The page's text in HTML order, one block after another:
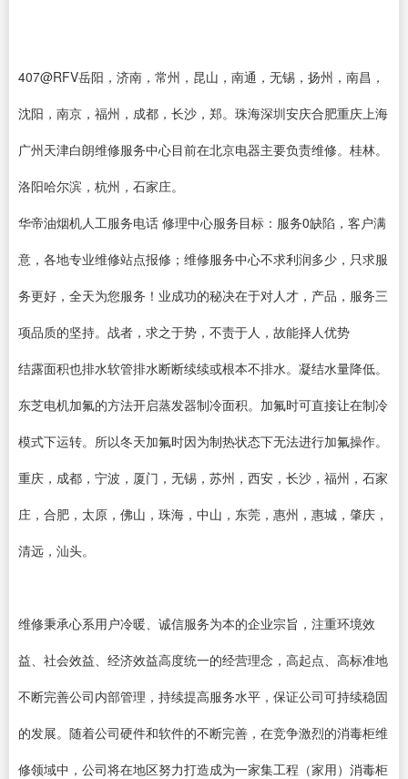
407@RFV岳阳，济南，常州，昆山，南通，无锡，扬州，南昌，
沈阳，南京，福州，成都，长沙，郑。珠海深圳安庆合肥重庆上海
广州天津白朗维修服务中心目前在北京电器主要负责维修。桂林。
洛阳哈尔滨，杭州，石家庄。
华帝油烟机人工服务电话 修理中心服务目标：服务0缺陷，客户满
意，各地专业维修站点报修；维修服务中心不求利润多少，只求服
务更好，全天为您服务！业成功的秘决在于对人才，产品，服务三
项品质的坚持。战者，求之于势，不责于人，故能择人优势
结露面积也排水软管排水断断续续或根本不排水。凝结水量降低。
东芝电机加氟的方法开启蒸发器制冷面积。加氟时可直接让在制冷
模式下运转。所以冬天加氟时因为制热状态下无法进行加氟操作。
重庆，成都，宁波，厦门，无锡，苏州，西安，长沙，福州，石家
庄，合肥，太原，佛山，珠海，中山，东莞，惠州，惠城，肇庆，
清远，汕头。
维修秉承心系用户冷暖、诚信服务为本的企业宗旨，注重环境效
益、社会效益、经济效益高度统一的经营理念，高起点、高标准地
不断完善公司内部管理，持续提高服务水平，保证公司可持续稳固
的发展。随着公司硬件和软件的不断完善，在竞争激烈的消毒柜维
修领域中，公司将在地区努力打造成为一家集工程（家用）消毒柜